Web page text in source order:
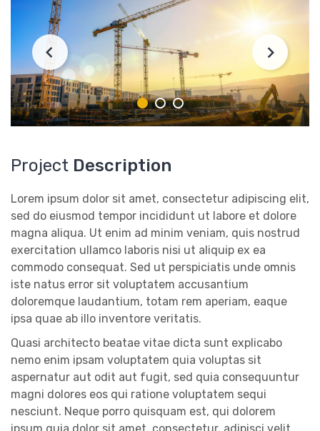
Project Description
Lorem ipsum dolor sit amet, consectetur adipiscing elit,
sed do eiusmod tempor incididunt ut labore et dolore
magna aliqua. Ut enim ad minim veniam, quis nostrud
exercitation ullamco laboris nisi ut aliquip ex ea
commodo consequat. Sed ut perspiciatis unde omnis
iste natus error sit voluptatem accusantium
doloremque laudantium, totam rem aperiam, eaque
ipsa quae ab illo inventore veritatis.
Quasi architecto beatae vitae dicta sunt explicabo
nemo enim ipsam voluptatem quia voluptas sit
aspernatur aut odit aut fugit, sed quia consequuntur
magni dolores eos qui ratione voluptatem sequi
nesciunt. Neque porro quisquam est, qui dolorem